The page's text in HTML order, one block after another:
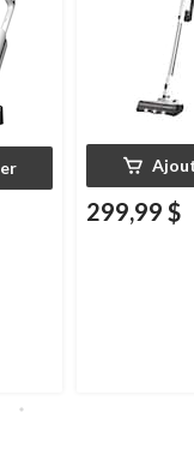
299,99 $